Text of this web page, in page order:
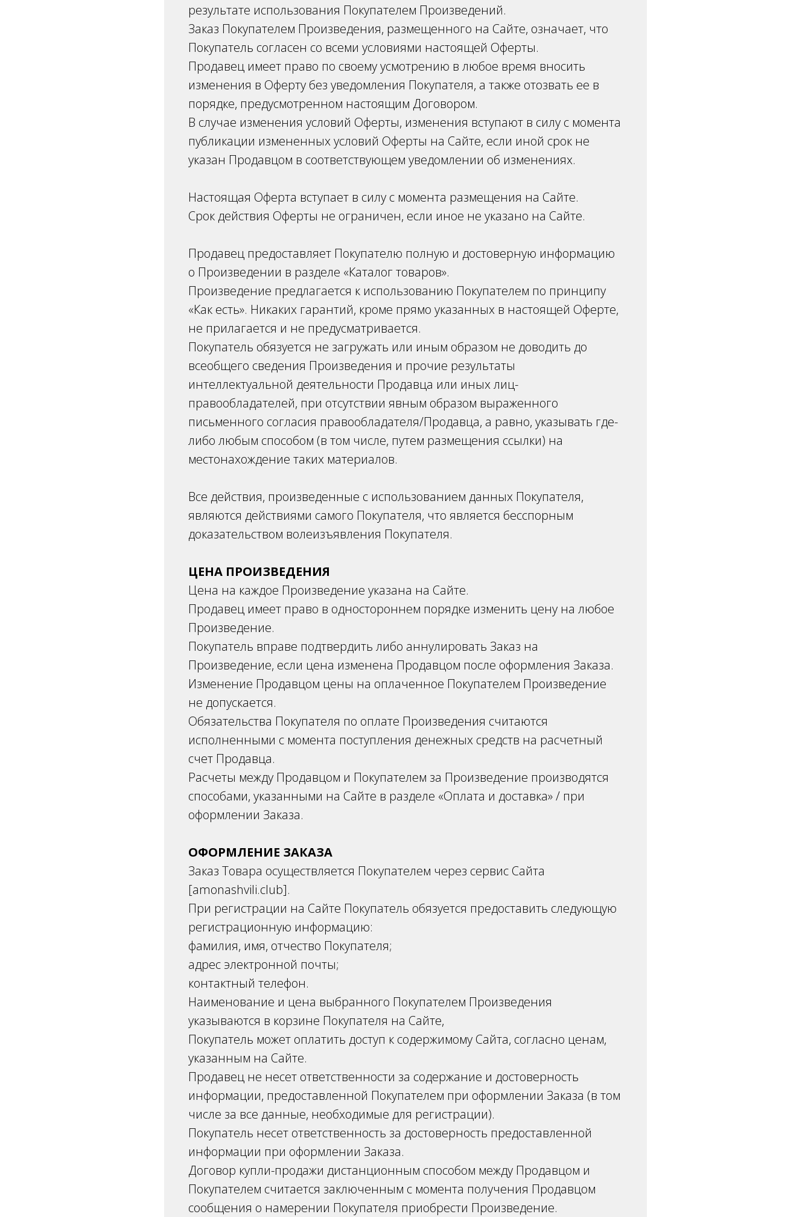
результате использования Покупателем Произведений.
Заказ Покупателем Произведения, размещенного на Сайте, означает, что
Покупатель согласен со всеми условиями настоящей Оферты.
Продавец имеет право по своему усмотрению в любое время вносить
изменения в Оферту без уведомления Покупателя, а также отозвать ее в
порядке, предусмотренном настоящим Договором.
В случае изменения условий Оферты, изменения вступают в силу с момента
публикации измененных условий Оферты на Сайте, если иной срок не
указан Продавцом в соответствующем уведомлении об изменениях.
Настоящая Оферта вступает в силу с момента размещения на Сайте.
Срок действия Оферты не ограничен, если иное не указано на Сайте.
Продавец предоставляет Покупателю полную и достоверную информацию
о Произведении в разделе «Каталог товаров».
Произведение предлагается к использованию Покупателем по принципу
«Как есть». Никаких гарантий, кроме прямо указанных в настоящей Оферте,
не прилагается и не предусматривается.
Покупатель обязуется не загружать или иным образом не доводить до
всеобщего сведения Произведения и прочие результаты
интеллектуальной деятельности Продавца или иных лиц-
правообладателей, при отсутствии явным образом выраженного
письменного согласия правообладателя/Продавца, а равно, указывать где-
либо любым способом (в том числе, путем размещения ссылки) на
местонахождение таких материалов.
Все действия, произведенные с использованием данных Покупателя,
являются действиями самого Покупателя, что является бесспорным
доказательством волеизъявления Покупателя.
ЦЕНА ПРОИЗВЕДЕНИЯ
Цена на каждое Произведение указана на Сайте.
Продавец имеет право в одностороннем порядке изменить цену на любое
Произведение.
Покупатель вправе подтвердить либо аннулировать Заказ на
Произведение, если цена изменена Продавцом после оформления Заказа.
Изменение Продавцом цены на оплаченное Покупателем Произведение
не допускается.
Обязательства Покупателя по оплате Произведения считаются
исполненными с момента поступления денежных средств на расчетный
счет Продавца.
Расчеты между Продавцом и Покупателем за Произведение производятся
способами, указанными на Сайте в разделе «Оплата и доставка» / при
оформлении Заказа.
ОФОРМЛЕНИЕ ЗАКАЗА
Заказ Товара осуществляется Покупателем через сервис Сайта
[amonashvili.club].
При регистрации на Сайте Покупатель обязуется предоставить следующую
регистрационную информацию:
фамилия, имя, отчество Покупателя;
адрес электронной почты;
контактный телефон.
Наименование и цена выбранного Покупателем Произведения
указываются в корзине Покупателя на Сайте,
Покупатель может оплатить доступ к содержимому Сайта, согласно ценам,
указанным на Сайте.
Продавец не несет ответственности за содержание и достоверность
информации, предоставленной Покупателем при оформлении Заказа (в том
числе за все данные, необходимые для регистрации).
Покупатель несет ответственность за достоверность предоставленной
информации при оформлении Заказа.
Договор купли-продажи дистанционным способом между Продавцом и
Покупателем считается заключенным с момента получения Продавцом
сообщения о намерении Покупателя приобрести Произведение.